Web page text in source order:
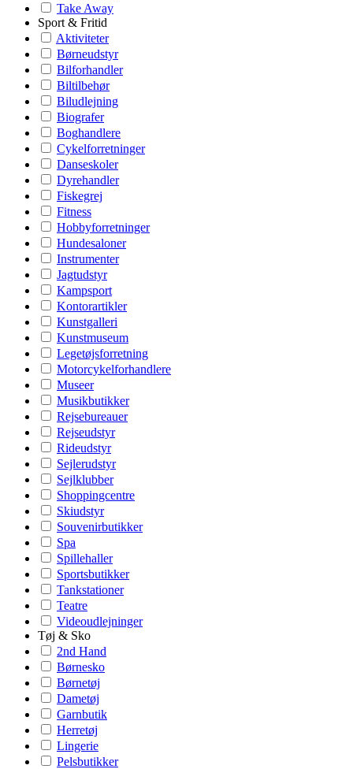
Take Away
Sport & Fritid
Aktiviteter
Børneudstyr
Bilforhandler
Biltilbehør
Biludlejning
Biografer
Boghandlere
Cykelforretninger
Danseskoler
Dyrehandler
Fiskegrej
Fitness
Hobbyforretninger
Hundesaloner
Instrumenter
Jagtudstyr
Kampsport
Kontorartikler
Kunstgalleri
Kunstmuseum
Legetøjsforretning
Motorcykelforhandlere
Museer
Musikbutikker
Rejsebureauer
Rejseudstyr
Rideudstyr
Sejlerudstyr
Sejlklubber
Shoppingcentre
Skiudstyr
Souvenirbutikker
Spa
Spillehaller
Sportsbutikker
Tankstationer
Teatre
Videoudlejninger
Tøj & Sko
2nd Hand
Børnesko
Børnetøj
Dametøj
Garnbutik
Herretøj
Lingerie
Pelsbutikker